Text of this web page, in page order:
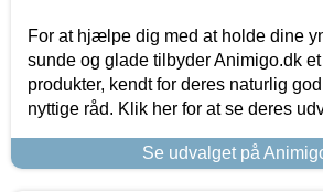
For at hjælpe dig med at holde dine
sunde og glade tilbyder Animigo.dk
produkter, kendt for deres naturlig
nyttige råd. Klik her for at se deres
Se udvalget på